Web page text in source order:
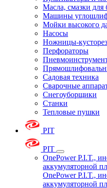
Масла, смазки для
Машины
Мойки высокого
Насосы
Ножницы-
Перфораторы
Садовая техника
Сварочные
Снегоуборщики
Станки
Тепловые пушки
PIT
PIT
OnePower P.I.T.,
аккумуляторной
OnePower P.I.T.,
аккумуляторной